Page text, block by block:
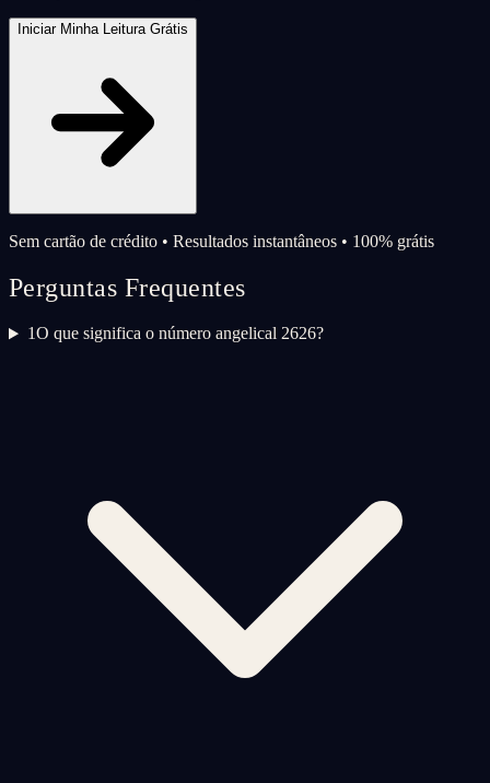
Iniciar Minha Leitura Grátis
Sem cartão de crédito • Resultados instantâneos • 100% grátis
Perguntas Frequentes
1O que significa o número angelical 2626?